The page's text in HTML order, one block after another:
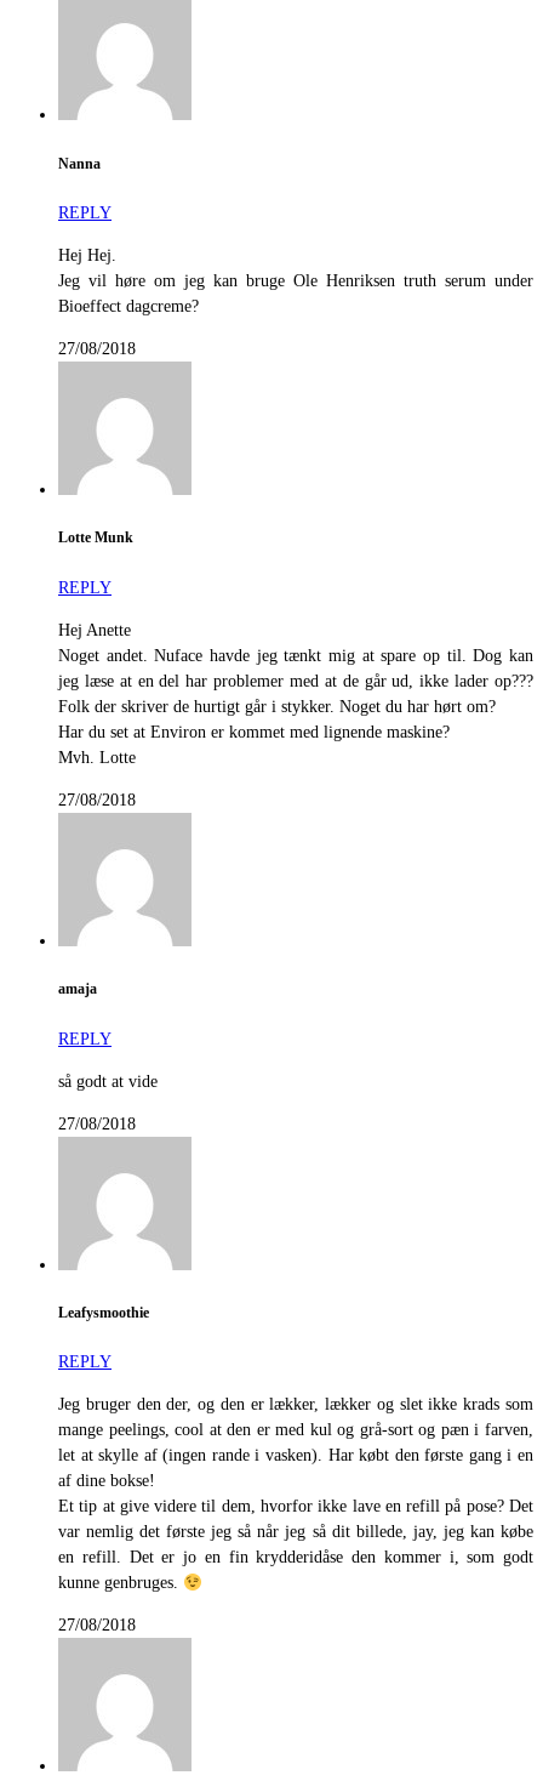
Nanna
REPLY
Hej Hej.
Jeg vil høre om jeg kan bruge Ole Henriksen truth serum under
Bioeffect dagcreme?
27/08/2018
Lotte Munk
REPLY
Hej Anette
Noget andet. Nuface havde jeg tænkt mig at spare op til. Dog kan
jeg læse at en del har problemer med at de går ud, ikke lader op???
Folk der skriver de hurtigt går i stykker. Noget du har hørt om?
Har du set at Environ er kommet med lignende maskine?
Mvh. Lotte
27/08/2018
amaja
REPLY
så godt at vide
27/08/2018
Leafysmoothie
REPLY
Jeg bruger den der, og den er lækker, lækker og slet ikke krads som
mange peelings, cool at den er med kul og grå-sort og pæn i farven,
let at skylle af (ingen rande i vasken). Har købt den første gang i en
af dine bokse!
Et tip at give videre til dem, hvorfor ikke lave en refill på pose? Det
var nemlig det første jeg så når jeg så dit billede, jay, jeg kan købe
en refill. Det er jo en fin krydderidåse den kommer i, som godt
kunne genbruges.
27/08/2018